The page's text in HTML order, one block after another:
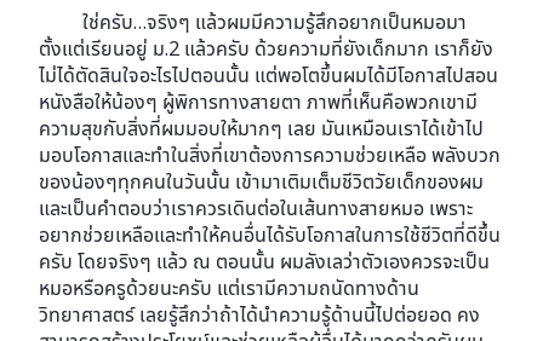
ใช่ครับ…จริงๆ แล้วผมมีความรู้สึกอยากเป็นหมอมา
ตั้งแต่เรียนอยู่ ม.2 แล้วครับ ด้วยความที่ยังเด็กมาก เราก็ยัง
ไม่ได้ตัดสินใจอะไรไปตอนนั้น แต่พอโตขึ้นผมได้มีโอกาสไปสอน
หนังสือให้น้องๆ ผู้พิการทางสายตา ภาพที่เห็นคือพวกเขามี
ความสุขกับสิ่งที่ผมมอบให้มากๆ เลย มันเหมือนเราได้เข้าไป
มอบโอกาสและทำในสิ่งที่เขาต้องการความช่วยเหลือ พลังบวก
ของน้องๆทุกคนในวันนั้น เข้ามาเติมเต็มชีวิตวัยเด็กของผม
และเป็นคำตอบว่าเราควรเดินต่อในเส้นทางสายหมอ เพราะ
อยากช่วยเหลือและทำให้คนอื่นได้รับโอกาสในการใช้ชีวิตที่ดีขึ้น
ครับ โดยจริงๆ แล้ว ณ ตอนนั้น ผมลังเลว่าตัวเองควรจะเป็น
หมอหรือครูด้วยนะครับ แต่เรามีความถนัดทางด้าน
วิทยาศาสตร์ เลยรู้สึกว่าถ้าได้นำความรู้ด้านนี้ไปต่อยอด คง